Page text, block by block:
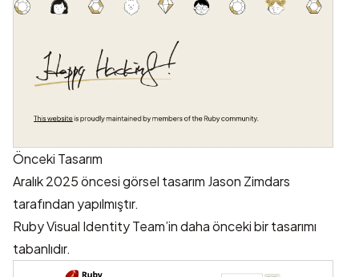
Önceki Tasarım
Aralık 2025 öncesi görsel tasarım Jason Zimdars
tarafından yapılmıştır.
Ruby Visual Identity Team’in daha önceki bir tasarımı
tabanlıdır.